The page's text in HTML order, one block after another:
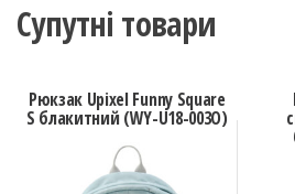
Супутні товари
Рюкзак Upixel Funny Square
S блакитний (WY-U18-003O)